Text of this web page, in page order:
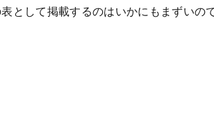
として掲載するのはいかにもまずいの